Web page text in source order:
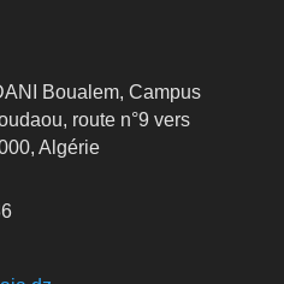
Boualem, Campus
route n°9 vers
Algérie